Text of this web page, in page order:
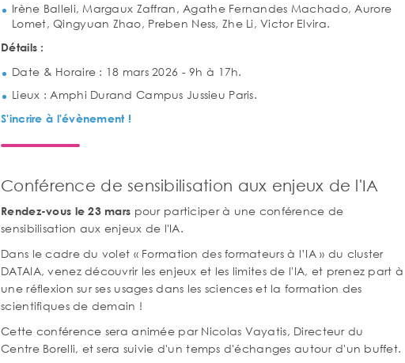
Irène Balleli, Margaux Zaffran, Agathe Fernandes Machado, Aurore
Lomet, Qingyuan Zhao, Preben Ness, Zhe Li, Victor Elvira.
Détails :
Date & Horaire : 18 mars 2026 - 9h à 17h.
Lieux : Amphi Durand Campus Jussieu Paris.
S'incrire à l'évènement !
Conférence de sensibilisation aux enjeux de l'IA
Rendez-vous le 23 mars pour participer à une conférence de
sensibilisation aux enjeux de l'IA.
Dans le cadre du volet « Formation des formateurs à l’IA » du cluster
DATAIA, venez découvrir les enjeux et les limites de l'IA, et prenez part à
une réflexion sur ses usages dans les sciences et la formation des
scientifiques de demain !
Cette conférence sera animée par Nicolas Vayatis, Directeur du
Centre Borelli, et sera suivie d'un temps d'échanges autour d'un buffet.